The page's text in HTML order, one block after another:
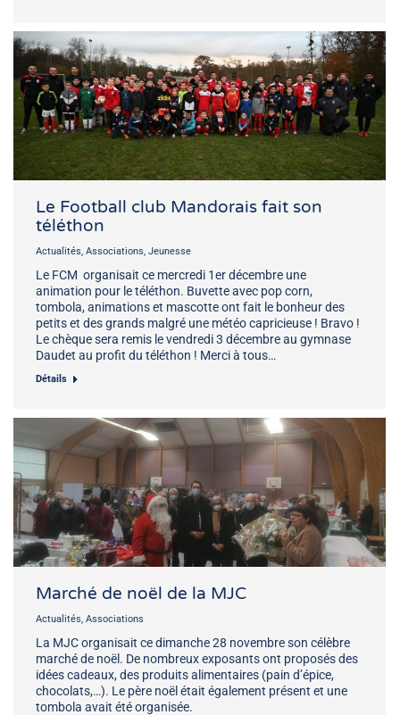
Le Football club Mandorais fait son
téléthon
Actualités, Associations, Jeunesse
Le FCM organisait ce mercredi 1er décembre une
animation pour le téléthon. Buvette avec pop corn,
tombola, animations et mascotte ont fait le bonheur des
petits et des grands malgré une météo capricieuse ! Bravo !
Le chèque sera remis le vendredi 3 décembre au gymnase
Daudet au profit du téléthon ! Merci à tous…
Détails
Marché de noël de la MJC
Actualités, Associations
La MJC organisait ce dimanche 28 novembre son célèbre
marché de noël. De nombreux exposants ont proposés des
idées cadeaux, des produits alimentaires (pain d’épice,
chocolats,…). Le père noël était également présent et une
tombola avait été organisée.